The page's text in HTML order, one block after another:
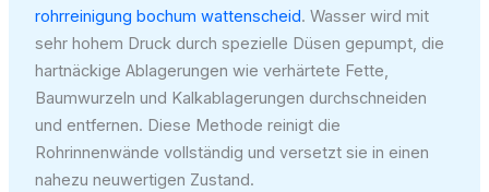
rohrreinigung bochum wattenscheid. Wasser wird mit
sehr hohem Druck durch spezielle Düsen gepumpt, die
hartnäckige Ablagerungen wie verhärtete Fette,
Baumwurzeln und Kalkablagerungen durchschneiden
und entfernen. Diese Methode reinigt die
Rohrinnenwände vollständig und versetzt sie in einen
nahezu neuwertigen Zustand.